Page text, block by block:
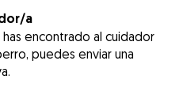
a
encontrado al cuidador
puedes enviar una